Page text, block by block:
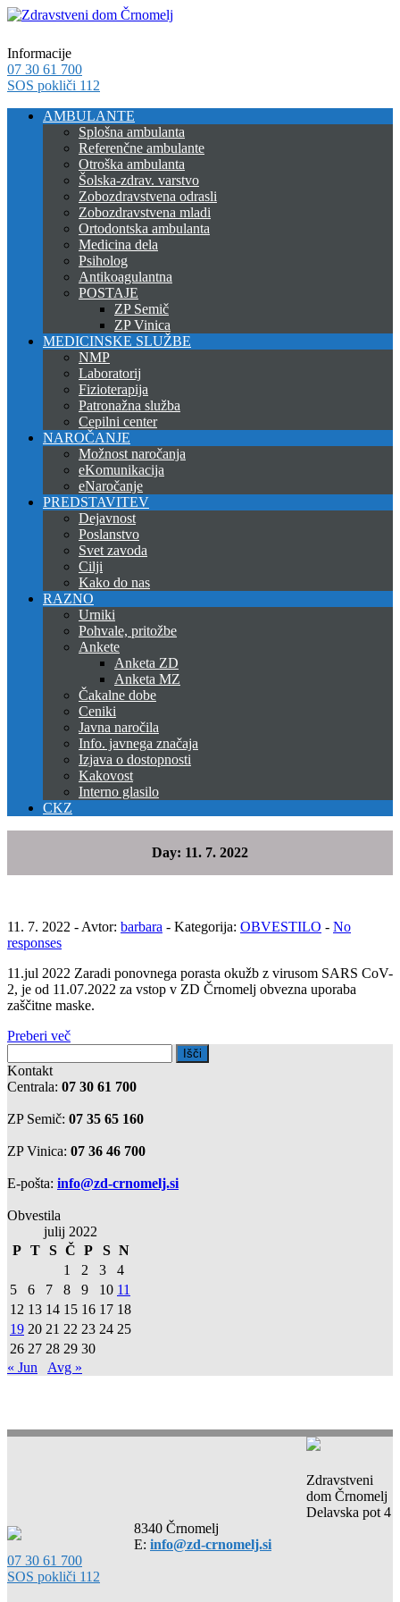
Informacije
07 30 61 700
SOS pokliči 112
AMBULANTE
Splošna ambulanta
Referenčne ambulante
Otroška ambulanta
Šolska-zdrav. varstvo
Zobozdravstvena odrasli
Zobozdravstvena mladi
Ortodontska ambulanta
Medicina dela
Psiholog
Antikoagulantna
POSTAJE
ZP Semič
ZP Vinica
MEDICINSKE SLUŽBE
NMP
Laboratorij
Fizioterapija
Patronažna služba
Cepilni center
NAROČANJE
Možnost naročanja
eKomunikacija
eNaročanje
PREDSTAVITEV
Dejavnost
Poslanstvo
Svet zavoda
Cilji
Kako do nas
RAZNO
Urniki
Pohvale, pritožbe
Ankete
Anketa ZD
Anketa MZ
Čakalne dobe
Ceniki
Javna naročila
Info. javnega značaja
Izjava o dostopnosti
Kakovost
Interno glasilo
CKZ
Day: 11. 7. 2022
11. 7. 2022 - Avtor: barbara - Kategorija: OBVESTILO - No
responses
11.jul 2022 Zaradi ponovnega porasta okužb z virusom SARS CoV-
2, je od 11.07.2022 za vstop v ZD Črnomelj obvezna uporaba
zaščitne maske.
Preberi več
Kontakt
Centrala: 07 30 61 700
ZP Semič: 07 35 65 160
ZP Vinica: 07 36 46 700
E-pošta: info@zd-crnomelj.si
Obvestila
julij 2022
P T S Č P S N
1
2 3
4
5
6 7 8 9 10 11
12 13 14 15 16 17 18
19 20 21 22 23 24 25
26 27 28 29 30
« Jun
Avg »
Zdravstveni
dom Črnomelj
Delavska pot 4
8340 Črnomelj
E: info@zd-crnomelj.si
07 30 61 700
SOS pokliči 112